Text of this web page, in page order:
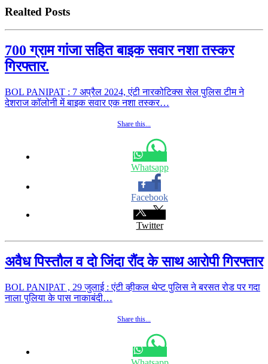
Realted Posts
700 ग्राम गांजा सहित बाइक सवार नशा तस्कर
गिरफ्तार.
BOL PANIPAT : 7 अप्रैल 2024, एंटी नारकोटिक्स सेल पुलिस टीम ने
देशराज कॉलोनी में बाइक सवार एक नशा तस्कर…
Share this...
Whatsapp
Facebook
Twitter
अवैध पिस्तौल व दो जिंदा रौंद के साथ आरोपी गिरफ्तार
BOL PANIPAT , 29 जुलाई : एंटी व्हीकल थेप्ट पुलिस ने बरसत रोड पर गदा
नाला पुलिया के पास नाकाबंदी…
Share this...